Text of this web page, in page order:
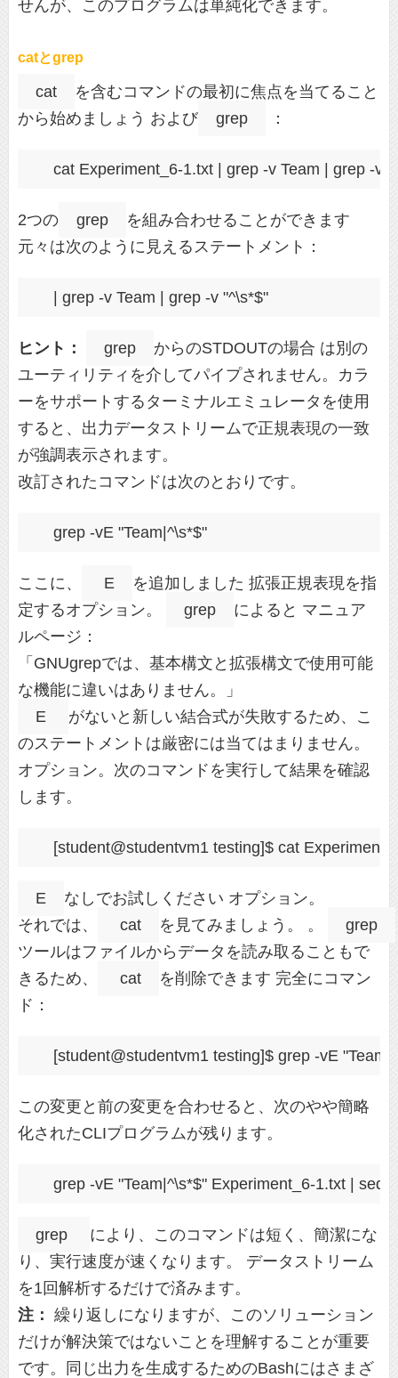
せんが、このプログラムは単純化できます。
catとgrep
cat
を含むコマンドの最初に焦点を当てること
から始めましょう および
grep ：
2つの grep
を組み合わせることができます
元々は次のように見えるステートメント：
ヒント： grep
からのSTDOUTの場合 は別の
ユーティリティを介してパイプされません。カラ
ーをサポートするターミナルエミュレータを使用
すると、出力データストリームで正規表現の一致
が強調表示されます。
改訂されたコマンドは次のとおりです。
ここに、 E
を追加しました 拡張正規表現を指
定するオプション。
grep
によると マニュア
ルページ：
「GNUgrepでは、基本構文と拡張構文で使用可能
な機能に違いはありません。」
E
がないと新しい結合式が失敗するため、こ
のステートメントは厳密には当てはまりません。
オプション。次のコマンドを実行して結果を確認
します。
E
なしでお試しください オプション。
それでは、
cat を見てみましょう。 。
grep
ツールはファイルからデータを読み取ることもで
きるため、
cat
を削除できます 完全にコマン
ド：
この変更と前の変更を合わせると、次のやや簡略
化されたCLIプログラムが残ります。
grep
により、このコマンドは短く、簡潔にな
り、実行速度が速くなります。 データストリーム
を1回解析するだけで済みます。
注： 繰り返しになりますが、このソリューション
だけが解決策ではないことを理解することが重要
です。同じ出力を生成するためのBashにはさまざ